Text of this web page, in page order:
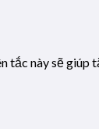
tắc này sẽ giúp